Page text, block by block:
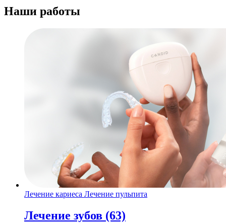
Наши работы
Лечение кариеса Лечение пульпита
Лечение зубов (63)